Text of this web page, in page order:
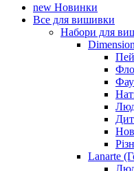
new Новинки
Все для вишивки
Набори для
Lanarte